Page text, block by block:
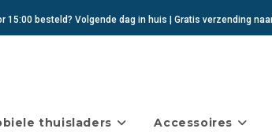
15:00 besteld? Volgende dag in huis | Gratis verzending
thuisladers Accessoires